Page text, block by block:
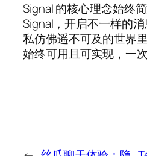
Signal 的核心理念始终
Signal，开启不一样的
私仿佛遥不可及的世界
始终可用且可实现，一